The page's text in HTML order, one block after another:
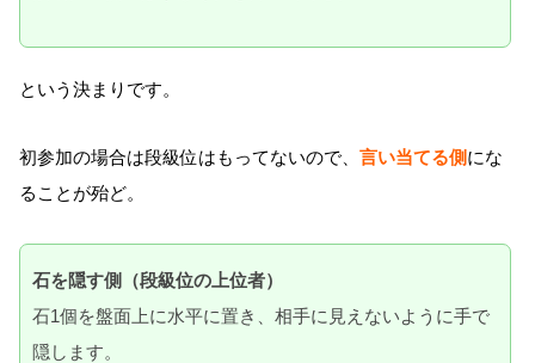
という決まりです。
初参加の場合は段級位はもってないので、 言い当てる側にな
ることが殆ど。
石を隠す側（段級位の上位者）
石1個を盤面上に水平に置き、相手に見えないように手で
隠します。